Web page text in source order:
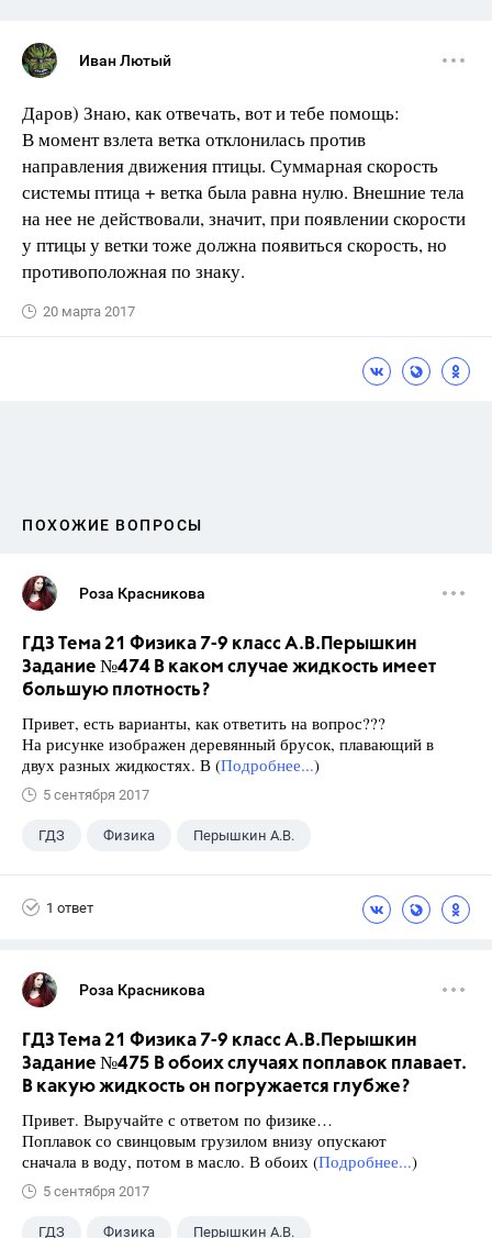
Иван Лютый
Даров) Знаю, как отвечать, вот и тебе помощь:
В момент взлета ветка отклонилась против
направления движения птицы. Суммарная скорость
системы птица + ветка была равна нулю. Внешние тела
на нее не действовали, значит, при появлении скорости
у птицы у ветки тоже должна появиться скорость, но
противоположная по знаку.
20 марта 2017
ПОХОЖИЕ ВОПРОСЫ
Роза Красникова
ГДЗ Тема 21 Физика 7-9 класс А.В.Перышкин
Задание №474 В каком случае жидкость имеет
большую плотность?
Привет, есть варианты, как ответить на вопрос???
На рисунке изображен деревянный брусок, плавающий в
двух разных жидкостях. В (Подробнее...)
5 сентября 2017
ГДЗ Физика Перышкин А.В.
1 ответ
Роза Красникова
ГДЗ Тема 21 Физика 7-9 класс А.В.Перышкин
Задание №475 В обоих случаях поплавок плавает.
В какую жидкость он погружается глубже?
Привет. Выручайте с ответом по физике…
Поплавок со свинцовым грузилом внизу опускают
сначала в воду, потом в масло. В обоих (Подробнее...)
5 сентября 2017
ГДЗ Физика Перышкин А.В.